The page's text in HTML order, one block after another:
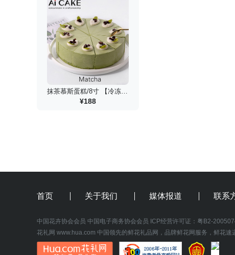
¥188
首页 关于我们 媒体报道 联系
中国花卉协会会员 中国电子商务协会会员 ICP经营许可证： 粤B2-
花礼网 www.hua.com 中国领先的鲜花礼品网，品牌鲜花网服务，鲜花速